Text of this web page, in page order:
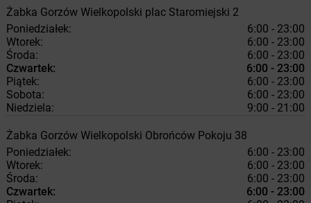
Żabka Gorzów Wielkopolski plac Staromiejski 2
Poniedziałek:
6:00 - 23:00
Wtorek:
6:00 - 23:00
Środa:
6:00 - 23:00
Czwartek:
6:00 - 23:00
Piątek:
6:00 - 23:00
Sobota:
6:00 - 23:00
Niedziela:
9:00 - 21:00
Żabka Gorzów Wielkopolski Obrońców Pokoju 38
Poniedziałek:
6:00 - 23:00
Wtorek:
6:00 - 23:00
Środa:
6:00 - 23:00
Czwartek:
6:00 - 23:00